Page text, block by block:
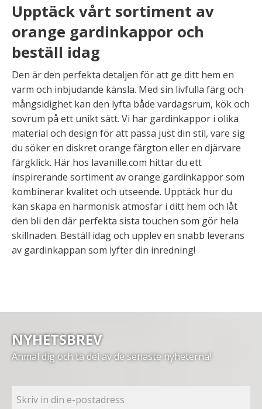
Upptäck vårt sortiment av
orange gardinkappor och
beställ idag
Den är den perfekta detaljen för att ge ditt hem en
varm och inbjudande känsla. Med sin livfulla färg och
mångsidighet kan den lyfta både vardagsrum, kök och
sovrum på ett unikt sätt. Vi har gardinkappor i olika
material och design för att passa just din stil, vare sig
du söker en diskret orange färgton eller en djärvare
färgklick. Här hos lavanille.com hittar du ett
inspirerande sortiment av orange gardinkappor som
kombinerar kvalitet och utseende. Upptäck hur du
kan skapa en harmonisk atmosfär i ditt hem och låt
den bli den där perfekta sista touchen som gör hela
skillnaden. Beställ idag och upplev en snabb leverans
av gardinkappan som lyfter din inredning!
NYHETSBREV
Anmäl dig och ta del av de senaste nyheterna!